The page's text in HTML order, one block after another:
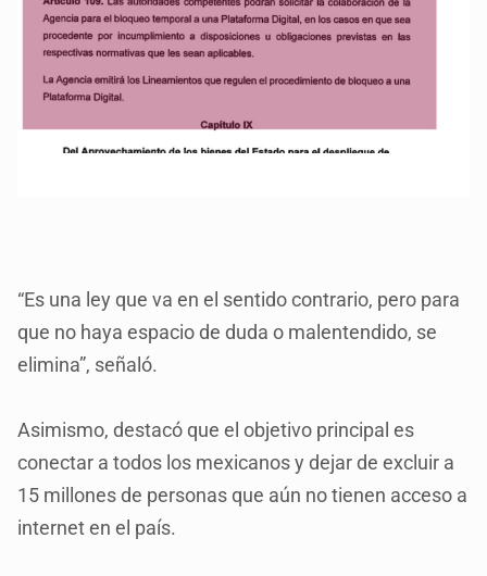
“Es una ley que va en el sentido contrario, pero para
que no haya espacio de duda o malentendido, se
elimina”, señaló.
Asimismo, destacó que el objetivo principal es
conectar a todos los mexicanos y dejar de excluir a
15 millones de personas que aún no tienen acceso a
internet en el país.